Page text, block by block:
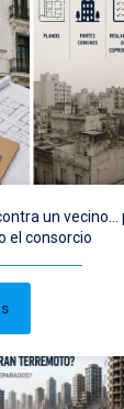
un
el consorcio